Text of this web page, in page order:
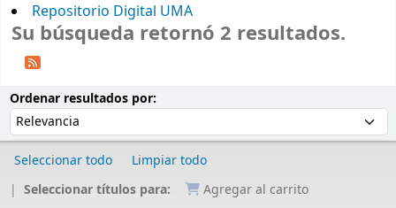
Repositorio Digital UMA
Su búsqueda retornó 2 resultados.
Ordenar resultados por:
Seleccionar todo
Limpiar todo
Seleccionar títulos para:
Agregar al carrito